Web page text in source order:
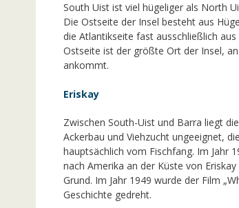
South Uist ist viel hügeliger als North
Die Ostseite der Insel besteht aus
die Atlantikseite fast ausschließlich
Ostseite ist der größte Ort der Insel,
ankommt.
Eriskay
Zwischen South-Uist und Barra liegt
Ackerbau und Viehzucht ungeeignet,
hauptsächlich vom Fischfang. Im Jahr
nach Amerika an der Küste von
Grund. Im Jahr 1949 wurde der Film
Geschichte gedreht.